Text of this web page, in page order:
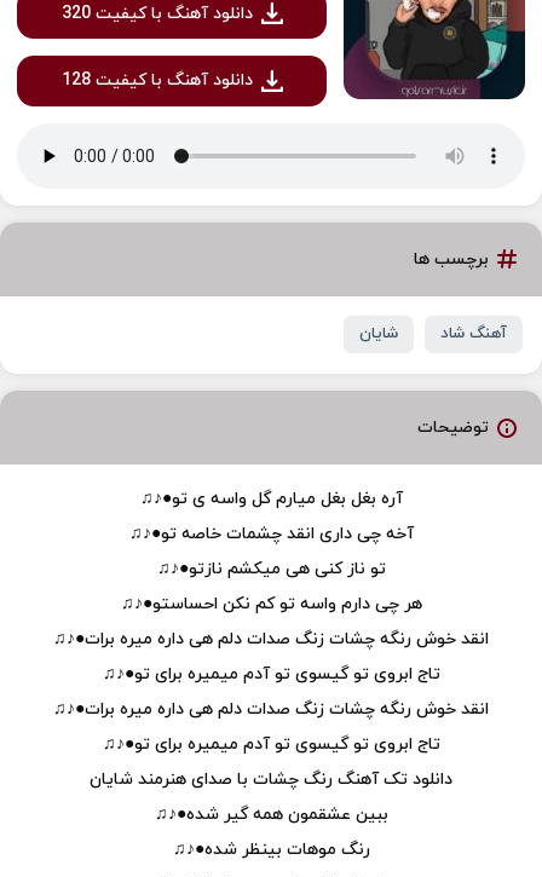
دانلود آهنگ با کیفیت 320
دانلود آهنگ با کیفیت 128
برچسب ها
آهنگ شاد شایان
توضیحات
آره بغل بغل میارم گل واسه ی تو●♪♫
آخه چی داری انقد چشمات خاصه تو●♪♫
تو ناز کنی هی میکشم نازتو●♪♫
هر چی دارم واسه تو کم نکن احساستو●♪♫
انقد خوش رنگه چشات زنگ صدات دلم هی داره میره برات●♪♫
تاج ابروی تو گیسوی تو آدم میمیره برای تو●♪♫
انقد خوش رنگه چشات زنگ صدات دلم هی داره میره برات●♪♫
تاج ابروی تو گیسوی تو آدم میمیره برای تو●♪♫
دانلود تک آهنگ رنگ چشات با صدای هنرمند شایان
ببین عشقمون همه گیر شده●♪♫
رنگ موهات بینظر شده●♪♫